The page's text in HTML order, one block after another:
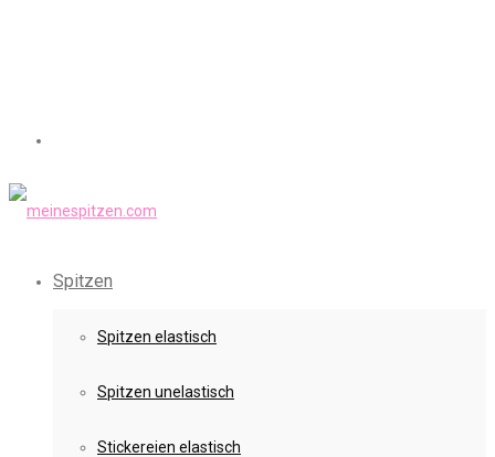
Spitzen
Spitzen elastisch
Spitzen unelastisch
Stickereien elastisch